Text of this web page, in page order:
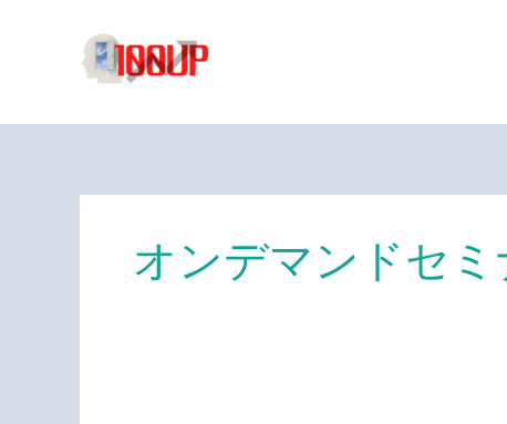
キ
オンデマンドセミ